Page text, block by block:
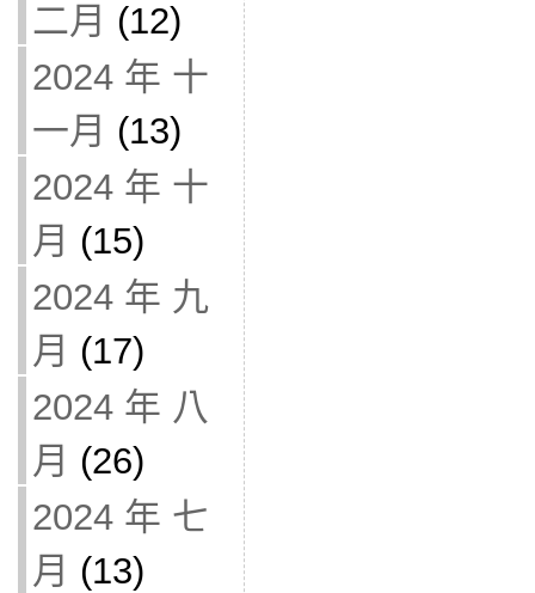
二月 (12)
2024 年 十
一月 (13)
2024 年 十
月 (15)
2024 年 九
月 (17)
2024 年 八
月 (26)
2024 年 七
月 (13)